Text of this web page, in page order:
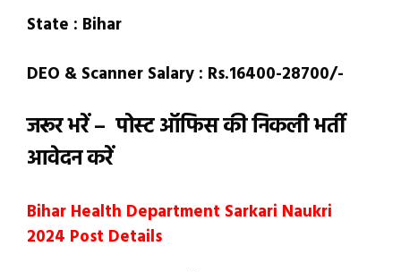
State : Bihar
DEO & Scanner Salary : Rs.16400-28700/-
जरूर भरें – पोस्ट ऑफिस की निकली भर्ती
आवेदन करें
Bihar Health Department Sarkari Naukri
2024 Post Details